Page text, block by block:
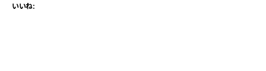
いいね: